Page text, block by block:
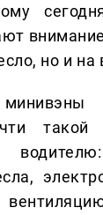
но и на